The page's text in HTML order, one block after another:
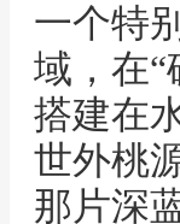
一个特
域，在“
搭建在
世外桃
那片深